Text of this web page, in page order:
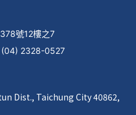
號12樓之7
(04) 2328-0527
Dist., Taichung City 40862,